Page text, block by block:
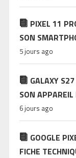
PIXEL 11
SON
5 jours ago
GALAXY
SON
6 jours ago
GOOGLE
FICHE